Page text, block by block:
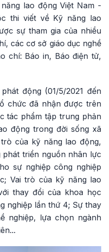
lao động Việt Nam -
thi viết về Kỹ năng lao
sự tham gia của nhiều
các cơ sở giáo dục nghề
chí: Báo in, Báo điện tử,
động (01/5/2021 đến
chức đã nhận được trên
tác phẩm tập trung phản
động trong đời sống xã
của kỹ năng lao động,
triển nguồn nhân lực
sự nghiệp công nghiệp
Vai trò của kỹ năng lao
thay đổi của khoa học
nghiệp lần thứ 4; Sự thay
nghiệp, lựa chọn ngành